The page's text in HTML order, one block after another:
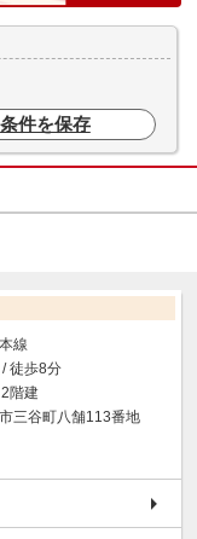
条件を保存
線
/ 徒歩8分
階建
三谷町八舗113番地